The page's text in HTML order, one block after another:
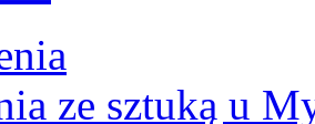
ze sztuką u